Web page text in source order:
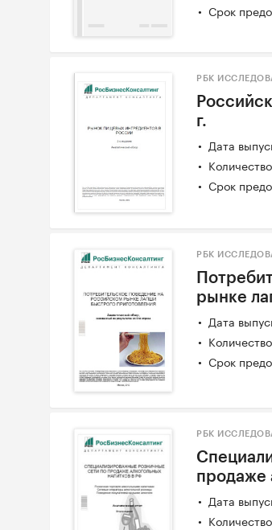
Срок
РБК
г.
Дата
Срок
РБК
рынке
Дата
Срок
РБК
продаже
Дата